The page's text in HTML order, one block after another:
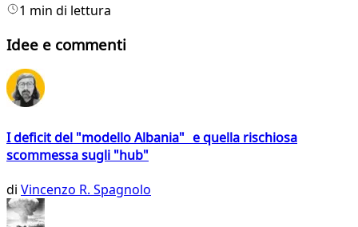
1 min di lettura
Idee e commenti
I deficit del "modello Albania" e quella rischiosa
scommessa sugli "hub"
di Vincenzo R. Spagnolo